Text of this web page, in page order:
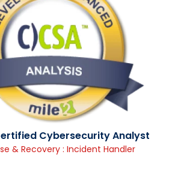
Cybersecurity Analyst
& Recovery : Incident Handler